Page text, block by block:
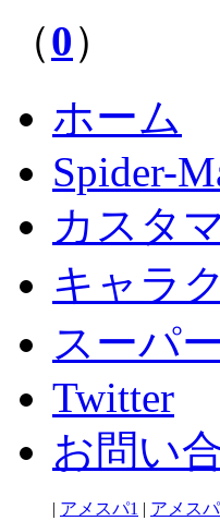
（0）
ホーム
Spider-
カスタ
キャラ
スーパ
Twitter
お問い
| アメスパ1 | アメス